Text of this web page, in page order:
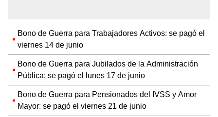
Bono de Guerra para Trabajadores Activos: se pagó el
viernes 14 de junio
Bono de Guerra para Jubilados de la Administración
Pública: se pagó el lunes 17 de junio
Bono de Guerra para Pensionados del IVSS y Amor
Mayor: se pagó el viernes 21 de junio